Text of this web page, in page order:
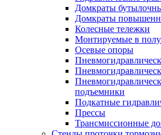
Домкраты
Домкраты
Колесные тележки
Монтируемые в
Осевые опоры
подъемники
Подкатные
Прессы
Трансмиссионные